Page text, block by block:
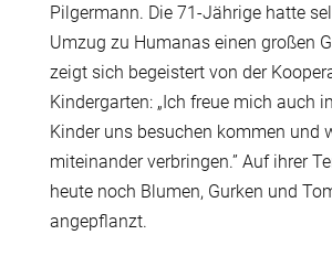
Pilgermann. Die 71-Jährige hatte
Umzug zu Humanas einen großen
zeigt sich begeistert von der
Kindergarten: „Ich freue mich auch
Kinder uns besuchen kommen und
miteinander verbringen.” Auf ihrer
heute noch Blumen, Gurken und
angepflanzt.